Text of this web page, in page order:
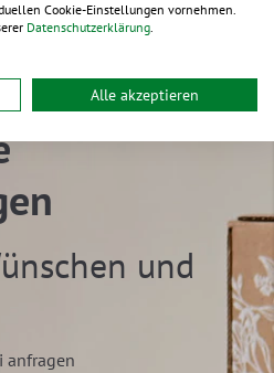
und
anfragen
Cookie-Einstellungen vornehmen.
Datenschutzerklärung.
Alle akzeptieren